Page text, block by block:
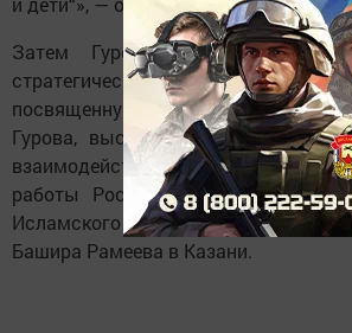
Затем Гуров отправился на
стратегического видения «Россия
посвященную как раз молодежной
Гурова, выстраивание
взаимодействия — один из
работы Росмолодежи, особый
Исламского мира. Заседание
Башира Рамеева в Казани.